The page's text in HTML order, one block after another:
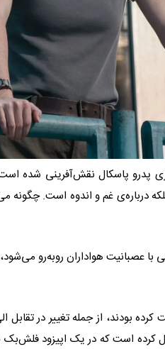
پاسکال نقش‌آفرینی شده است،
درباره‌ی غم و اندوه است. چگونه
عصبانیت هواداران روبه‌رو
کرده بودند، از جمله تغییر در
کرده است که در یک اپیزود فلش‌بک